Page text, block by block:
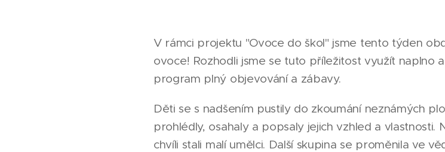
V rámci projektu "Ovoce do škol" jsme tento týden
ovoce! Rozhodli jsme se tuto příležitost využít naplno
program plný objevování a zábavy.
Děti se s nadšením pustily do zkoumání neznámých
prohlédly, osahaly a popsaly jejich vzhled a vlastnosti.
chvíli stali malí umělci. Další skupina se proměnila ve